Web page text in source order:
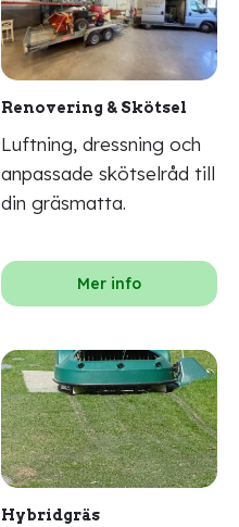
Renovering & Skötsel
Luftning, dressning och
anpassade skötselråd till
din gräsmatta.
Mer info
Hybridgräs